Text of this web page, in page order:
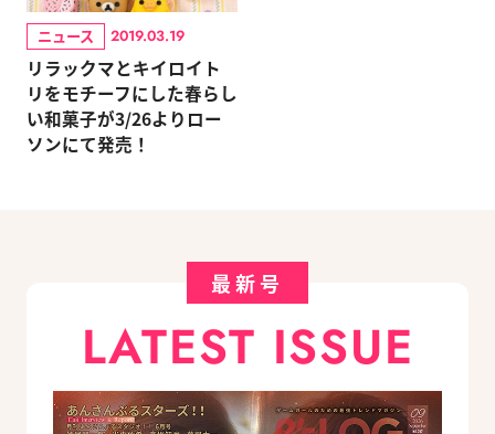
ニュース 2019.03.19
リラックマとキイロイト
リをモチーフにした春らし
い和菓子が3/26よりロー
ソンにて発売！
最新号
LATEST ISSUE